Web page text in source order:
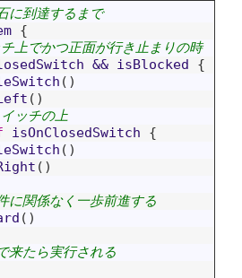
Swift
に到達するまで
{
上でかつ正面が行き止まりの時
&& isBlocked
{
( )
( )
ッチの上
isOnClosedSwitch
{
( )
( )
関係なく一歩前進する
( )
たら実行される